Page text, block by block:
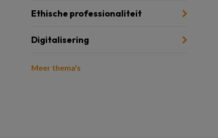
Ethische professionaliteit
Digitalisering
Meer thema's